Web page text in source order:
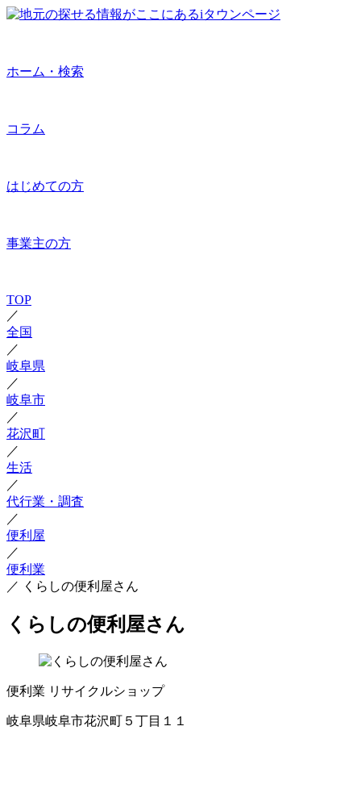
ホーム・検索
コラム
はじめての方
事業主の方
TOP
／
全国
／
岐阜県
／
岐阜市
／
花沢町
／
生活
／
代行業・調査
／
便利屋
／
便利業
／ くらしの便利屋さん
くらしの便利屋さん
便利業 リサイクルショップ
岐阜県岐阜市花沢町５丁目１１